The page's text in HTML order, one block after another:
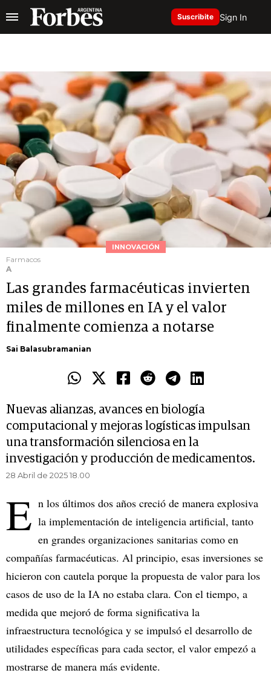
Suscribite Sign In
INNOVACIÓN
Farmacos
A
Las grandes farmacéuticas invierten
miles de millones en IA y el valor
finalmente comienza a notarse
Sai Balasubramanian
Nuevas alianzas, avances en biología
computacional y mejoras logísticas impulsan
una transformación silenciosa en la
investigación y producción de medicamentos.
28 Abril de 2025 18.00
E n los últimos dos años creció de manera explosiva
la implementación de inteligencia artificial, tanto
en grandes organizaciones sanitarias como en
compañías farmacéuticas. Al principio, esas inversiones se
hicieron con cautela porque la propuesta de valor para los
casos de uso de la IA no estaba clara. Con el tiempo, a
medida que mejoró de forma significativa la
infraestructura tecnológica y se impulsó el desarrollo de
utilidades específicas para cada sector, el valor empezó a
mostrarse de manera más evidente.